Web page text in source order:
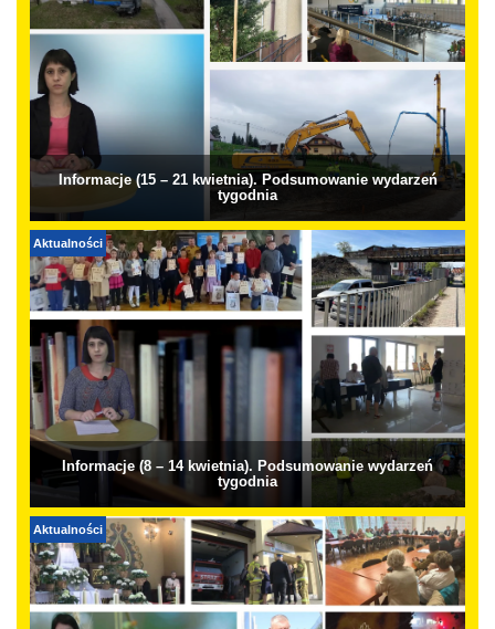
Informacje (15 – 21 kwietnia). Podsumowanie wydarzeń
tygodnia
Aktualności
Informacje (8 – 14 kwietnia). Podsumowanie wydarzeń
tygodnia
Aktualności